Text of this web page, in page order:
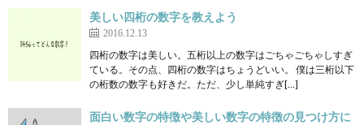
美しい四桁の数字を教えよう
2016.12.13
四桁の数字は美しい。五桁以上の数字はごちゃごちゃしすぎ
ている。その点、四桁の数字はちょうどいい。 僕は三桁以下
の桁数の数字も好きだ。ただ、少し単純すぎ[…]
面白い数字の特徴や美しい数字の特徴の見つけ方に